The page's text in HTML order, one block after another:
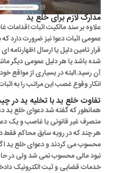
مدارک لازم برای خلع ید
علاوه بر سند مالکیت اثبات اقدامات
عمومی اثبات دعوا نیز ضرورت دارد
قرار تامین دلیل یا ارسال اظهارنامه
شده باشد یا هر دلیل عمومی دیگر
آن رسید.البته در بسیاری از مواقع
انکار وقوع غصب این مراتب را به
تفاوت خلع ید با تخلیه ید در
همانطور که گفته شد دعوای خلع ید
متصرف غیر قانونی یا غاصب و یک
هر چند که در رویه سابق محاکم فقط
محسوب می کردند و دعوای خلع ید
نبود مالی محسوب نمی شد ولی در
خدمات قضایی و ثبت الکترونیک